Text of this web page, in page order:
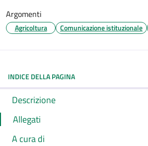
Argomenti
Agricoltura Comunicazione istituzionale
INDICE DELLA PAGINA
Descrizione
Allegati
A cura di